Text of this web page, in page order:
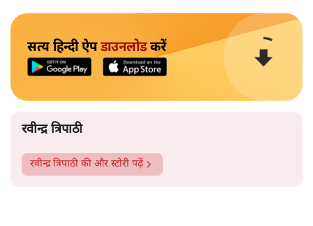
सत्य हिन्दी ऐपडाउनलोडकरें
रवीन्द्र त्रिपाठी
रवीन्द्र त्रिपाठी की और स्टोरी पढ़ें